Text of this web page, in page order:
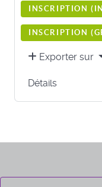
INSCRIPTION (
INSCRIPTION (
Exporter sur
Détails